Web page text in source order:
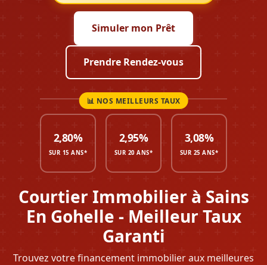
Courtier Immobilier à Sains
En Gohelle - Meilleur Taux
Garanti
Trouvez votre financement immobilier aux meilleures
Simuler mon Prêt
Prendre Rendez-vous
2,80%
SUR 15 ANS*
2,95%
SUR 20 ANS*
3,08%
SUR 25 ANS*